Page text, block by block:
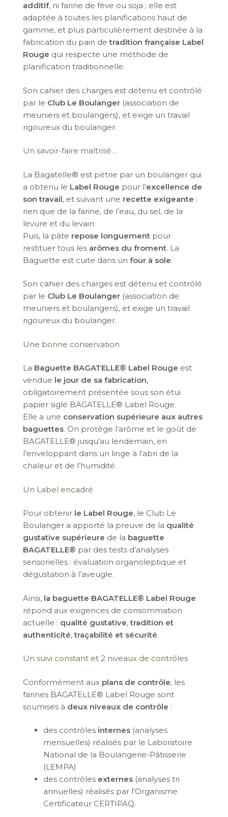
additif, ni farine de fève ou soja ; elle est
adaptée à toutes les planifications haut de
gamme, et plus particulièrement destinée à la
fabrication du pain detradition française Label
Rouge qui respecte une méthode de
planification traditionnelle.
Son cahier des charges est détenu et contrôlé
par le Club Le Boulanger (association de
meuniers et boulangers), et exige un travail
rigoureux du boulanger.
Un savoir-faire maîtrisé…
La Bagatelle® est pétrie par un boulanger qui
a obtenu le Label Rouge pour l’excellence de
son travail, et suivant une recette exigeante :
rien que de la farine, de l’eau, du sel, de la
levure et du levain.
Puis, la pâte repose longuement pour
restituer tous les arômes du froment. La
Baguette est cuite dans un four à sole.
Son cahier des charges est détenu et contrôlé
par le Club Le Boulanger (association de
meuniers et boulangers), et exige un travail
rigoureux du boulanger.
Une bonne conservation
La Baguette BAGATELLE® Label Rouge est
vendue le jour de sa fabrication,
obligatoirement présentée sous son étui
papier siglé BAGATELLE® Label Rouge.
Elle a une conservation supérieure aux autres
baguettes. On protège l’arôme et le goût de
BAGATELLE® jusqu’au lendemain, en
l’enveloppant dans un linge à l’abri de la
chaleur et de l’humidité.
Un Label encadré
Pour obtenir le Label Rouge, le Club Le
Boulanger a apporté la preuve de la qualité
gustative supérieure de la baguette
BAGATELLE® par des tests d’analyses
sensorielles : évaluation organoleptique et
dégustation à l’aveugle.
Ainsi, la baguette BAGATELLE® Label Rouge
répond aux exigences de consommation
actuelle : qualité gustative,tradition et
authenticité,traçabilité et sécurité.
Un suivi constant et 2 niveaux de contrôles
Conformément aux plans de contrôle, les
farines BAGATELLE® Label Rouge sont
soumises à deux niveaux de contrôle :
des contrôles internes (analyses
mensuelles) réalisés par le Laboratoire
National de la Boulangerie-Pâtisserie
(LEMPA)
des contrôles externes (analyses tri
annuelles) réalisés par l’Organisme
Certificateur CERTIPAQ.